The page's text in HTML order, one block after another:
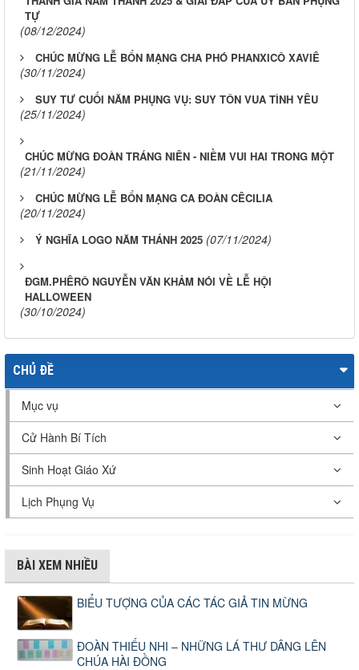
TỰ
(08/12/2024)
CHÚC MỪNG LỄ BỔN MẠNG CHA PHÓ PHANXICÔ XAVIÊ
(30/11/2024)
SUY TƯ CUỐI NĂM PHỤNG VỤ: SUY TÔN VUA TÌNH YÊU
(25/11/2024)
CHÚC MỪNG ĐOÀN TRÁNG NIÊN - NIỀM VUI HAI TRONG MỘT
(21/11/2024)
CHÚC MỪNG LỄ BỔN MẠNG CA ĐOÀN CÊCILIA
(20/11/2024)
Ý NGHĨA LOGO NĂM THÁNH 2025 (07/11/2024)
ĐGM.PHÊRÔ NGUYỄN VĂN KHẢM NÓI VỀ LỄ HỘI
HALLOWEEN
(30/10/2024)
CHỦ ĐỀ
Mục vụ
Cử Hành Bí Tích
Sinh Hoạt Giáo Xứ
Lịch Phụng Vụ
BÀI XEM NHIỀU
BIỂU TƯỢNG CỦA CÁC TÁC GIẢ TIN MỪNG
ĐOÀN THIẾU NHI – NHỮNG LÁ THƯ DÂNG LÊN
CHÚA HÀI ĐỒNG